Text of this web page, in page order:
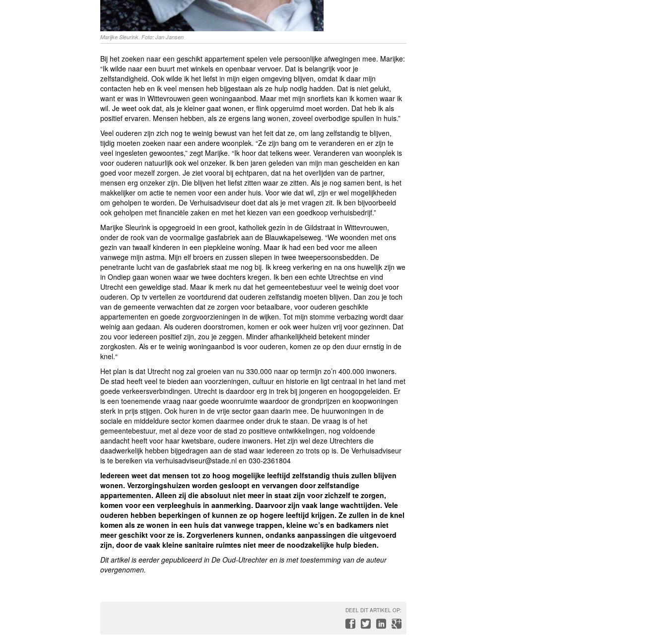
Marijke Sleurink. Foto: Jan Jansen
Bij het zoeken naar een geschikt appartement spelen vele persoonlijke afwegingen mee. Marijke:
“Ik wilde naar een buurt met winkels en openbaar vervoer. Dat is belangrijk voor je
zelfstandigheid. Ook wilde ik het liefst in mijn eigen omgeving blijven, omdat ik daar mijn
contacten heb en ik veel mensen heb bijgestaan als ze hulp nodig hadden. Dat is niet gelukt,
want er was in Wittevrouwen geen woningaanbod. Maar met mijn snorfiets kan ik komen waar ik
wil. Je weet ook dat, als je kleiner gaat wonen, er flink opgeruimd moet worden. Dat heb ik als
positief ervaren. Mensen hebben, als ze ergens lang wonen, zoveel overbodige spullen in huis.”
Veel ouderen zijn zich nog te weinig bewust van het feit dat ze, om lang zelfstandig te blijven,
tijdig moeten zoeken naar een andere woonplek. “Ze zijn bang om te veranderen en er zijn te
veel ingesleten gewoontes,” zegt Marijke. “Ik hoor dat telkens weer. Veranderen van woonplek is
voor ouderen natuurlijk ook wel onzeker. Ik ben jaren geleden van mijn man gescheiden en kan
goed voor mezelf zorgen. Je ziet vooral bij echtparen, dat na het overlijden van de partner,
mensen erg onzeker zijn. Die blijven het liefst zitten waar ze zitten. Als je nog samen bent, is het
makkelijker om actie te nemen voor een ander huis. Voor wie dat wil, zijn er wel mogelijkheden
om geholpen te worden. De Verhuisadviseur doet dat als je met vragen zit. Ik ben bijvoorbeeld
ook geholpen met financiële zaken en met het kiezen van een goedkoop verhuisbedrijf.”
Marijke Sleurink is opgegroeid in een groot, katholiek gezin in de Gildstraat in Wittevrouwen,
onder de rook van de voormalige gasfabriek aan de Blauwkapelseweg. “We woonden met ons
gezin van twaalf kinderen in een piepkleine woning. Maar ik had een bed voor me alleen
vanwege mijn astma. Mijn elf broers en zussen sliepen in twee tweepersoonsbedden. De
penetrante lucht van de gasfabriek staat me nog bij. Ik kreeg verkering en na ons huwelijk zijn we
in Ondiep gaan wonen waar we twee dochters kregen. Ik ben een echte Utrechtse en vind
Utrecht een geweldige stad. Maar ik merk nu dat het gemeentebestuur veel te weinig doet voor
ouderen. Op tv vertellen ze voortdurend dat ouderen zelfstandig moeten blijven. Dan zou je toch
van de gemeente verwachten dat ze zorgen voor betaalbare, voor ouderen geschikte
appartementen en goede zorgvoorzieningen in de wijken. Tot mijn stomme verbazing wordt daar
weinig aan gedaan. Als ouderen doorstromen, komen er ook weer huizen vrij voor gezinnen. Dat
zou voor iedereen positief zijn, zou je zeggen. Minder afhankelijkheid betekent minder
zorgkosten. Als er te weinig woningaanbod is voor ouderen, komen ze op den duur ernstig in de
knel.“
Het plan is dat Utrecht nog zal groeien van nu 330.000 naar op termijn zo’n 400.000 inwoners.
De stad heeft veel te bieden aan voorzieningen, cultuur en historie en ligt centraal in het land met
goede verkeersverbindingen. Utrecht is daardoor erg in trek bij jongeren en hoogopgeleiden. Er
is een toenemende vraag naar goede woonruimte waardoor de grondprijzen en koopwoningen
sterk in prijs stijgen. Ook huren in de vrije sector gaan daarin mee. De huurwoningen in de
sociale en middeldure sector komen daarmee onder druk te staan. De vraag is of het
gemeentebestuur, met al deze voor de stad zo positieve ontwikkelingen, nog voldoende
aandacht heeft voor haar kwetsbare, oudere inwoners. Het zijn wel deze Utrechters die
daadwerkelijk hebben bijgedragen aan de stad waar iedereen zo trots op is. De Verhuisadviseur
is te bereiken via verhuisadviseur@stade.nl en 030-2361804
Iedereen weet dat mensen tot zo hoog mogelijke leeftijd zelfstandig thuis zullen blijven
wonen. Verzorgingshuizen worden gesloopt en vervangen door zelfstandige
appartementen. Alleen zij die absoluut niet meer in staat zijn voor zichzelf te zorgen,
komen voor een verpleeghuis in aanmerking. Daarvoor zijn vaak lange wachttijden. Vele
ouderen hebben beperkingen of kunnen ze op hogere leeftijd krijgen. Ze zullen in de knel
komen als ze wonen in een huis dat vanwege trappen, kleine wc’s en badkamers niet
meer geschikt voor ze is. Zorgverleners kunnen, ondanks aanpassingen die uitgevoerd
zijn, door de vaak kleine sanitaire ruimtes niet meer de noodzakelijke hulp bieden.
Dit artikel is eerder gepubliceerd in De Oud-Utrechter en is met toestemming van de auteur
overgenomen.
DEEL DIT ARTIKEL OP: